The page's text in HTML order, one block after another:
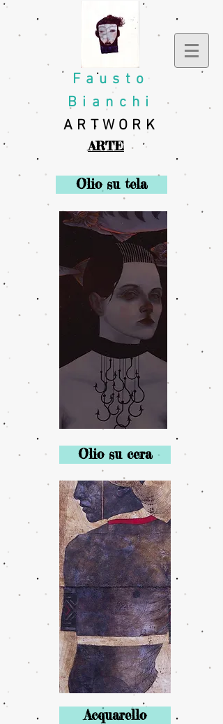
Fausto
Bianchi
ARTWORK
ARTE
Olio su tela
Olio su cera
Acquarello